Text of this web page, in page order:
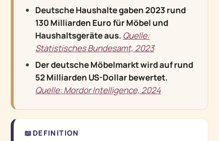
Deutsche Haushalte gaben 2023 rund
130 Milliarden Euro für Möbel und
Haushaltsgeräte aus. Quelle:
Statistisches Bundesamt, 2023
Der deutsche Möbelmarkt wird auf rund
52 Milliarden US-Dollar bewertet.
Quelle: Mordor Intelligence, 2024
📖 DEFINITION